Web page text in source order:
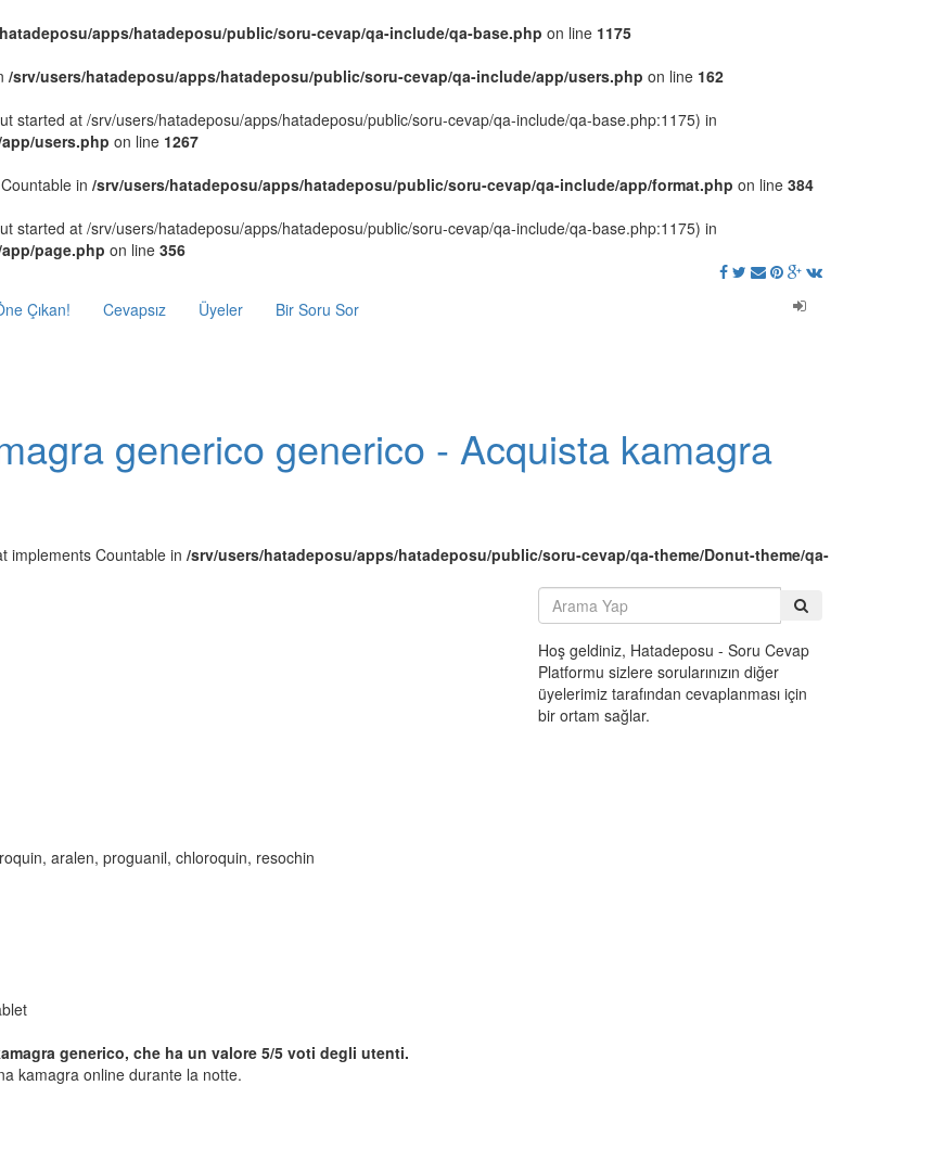
apps/hatadeposu/public/soru-cevap/qa-include/qa-base.php on line 1175
/srv/users/hatadeposu/apps/hatadeposu/public/soru-cevap/qa-include/app/users.php on line 162
started at /srv/users/hatadeposu/apps/hatadeposu/public/soru-cevap/qa-include/qa-base.php:1175) in
users.php on line 1267
in /srv/users/hatadeposu/apps/hatadeposu/public/soru-cevap/qa-include/app/format.php on line 384
started at /srv/users/hatadeposu/apps/hatadeposu/public/soru-cevap/qa-include/qa-base.php:1175) in
page.php on line 356
Çıkan! Cevapsız Üyeler Bir Soru Sor
generico generico - Acquista kamagra
implements Countable in /srv/users/hatadeposu/apps/hatadeposu/public/soru-cevap/qa-theme/Donut-theme/qa-
aralen, proguanil, chloroquin, resochin
generico, che ha un valore 5/5 voti degli utenti.
kamagra online durante la notte.
Hoş geldiniz, Hatadeposu - Soru Cevap
Platformu sizlere sorularınızın diğer
üyelerimiz tarafından cevaplanması için
bir ortam sağlar.